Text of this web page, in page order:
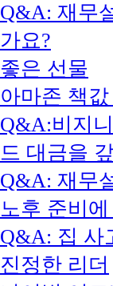
Q&A: 재무
가요?
좋은 선물
아마존 책값
Q&A:비지
드 대금을
Q&A: 재무
노후 준비
Q&A: 집 사
진정한 리더